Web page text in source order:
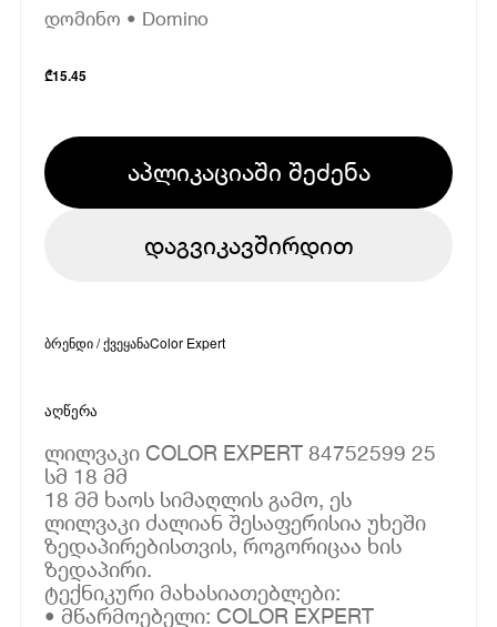
დომინო • Domino
₾15.45
აპლიკაციაში შეძენა
დაგვიკავშირდით
ბრენდი / ქვეყანაColor Expert
აღწერა
ლილვაკი COLOR EXPERT 84752599 25
სმ 18 მმ
18 მმ ხაოს სიმაღლის გამო, ეს
ლილვაკი ძალიან შესაფერისია უხეში
ზედაპირებისთვის, როგორიცაა ხის
ზედაპირი.
ტექნიკური მახასიათებლები:
• მწარმოებელი: COLOR EXPERT